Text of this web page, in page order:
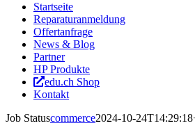
Startseite
Reparaturanmeldung
Offertanfrage
News & Blog
Partner
HP Produkte
edu.ch Shop
Kontakt
Job Statuscommerce2024-10-